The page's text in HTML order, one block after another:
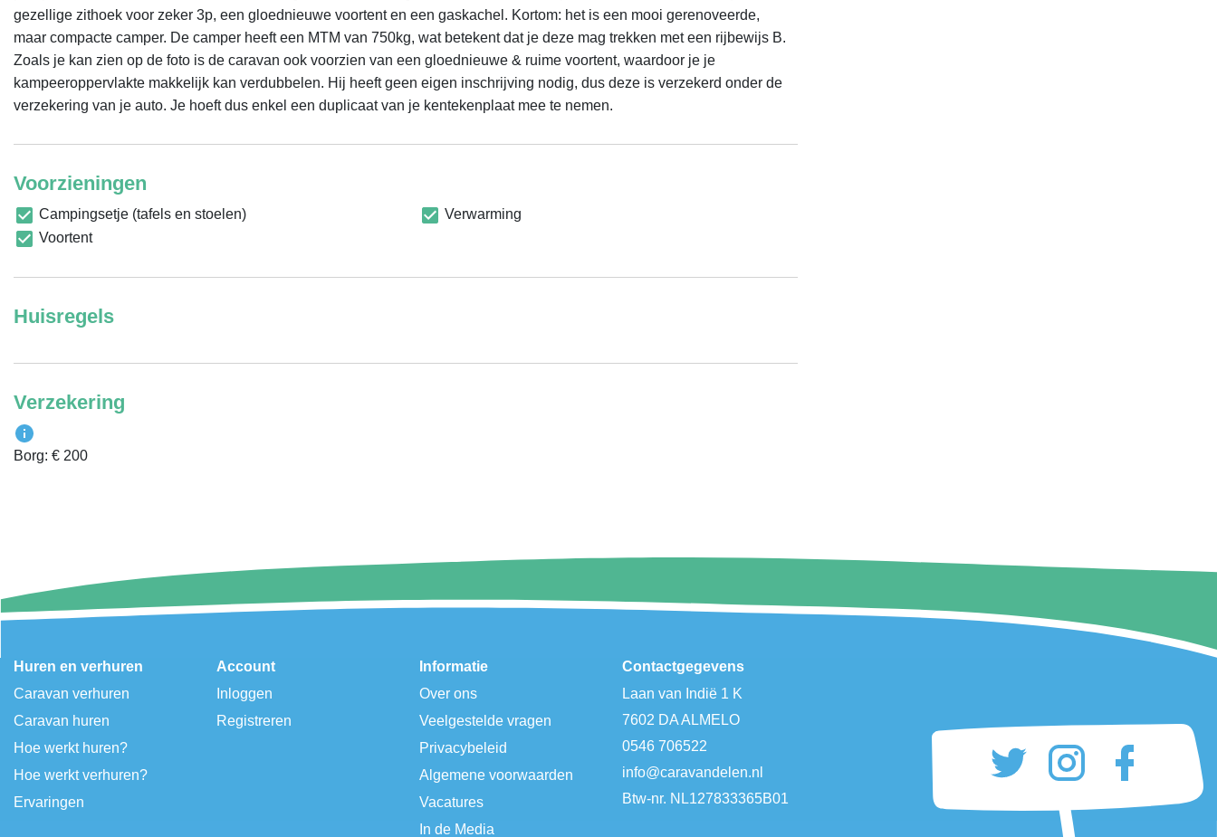
gezellige zithoek voor zeker 3p, een gloednieuwe voortent en een gaskachel. Kortom: het is een mooi gerenoveerde,
maar compacte camper. De camper heeft een MTM van 750kg, wat betekent dat je deze mag trekken met een rijbewijs B.
Zoals je kan zien op de foto is de caravan ook voorzien van een gloednieuwe & ruime voortent, waardoor je je
kampeeroppervlakte makkelijk kan verdubbelen. Hij heeft geen eigen inschrijving nodig, dus deze is verzekerd onder de
verzekering van je auto. Je hoeft dus enkel een duplicaat van je kentekenplaat mee te nemen.
Voorzieningen
Campingsetje (tafels en stoelen)
Verwarming
Voortent
Huisregels
Verzekering
Borg: € 200
Huren en verhuren
Caravan verhuren
Caravan huren
Hoe werkt huren?
Hoe werkt verhuren?
Ervaringen
Account
Inloggen
Registreren
Informatie
Over ons
Veelgestelde vragen
Privacybeleid
Algemene voorwaarden
Vacatures
In de Media
Contactgegevens
Laan van Indië 1 K
7602 DA ALMELO
0546 706522
info@caravandelen.nl
Btw-nr. NL127833365B01